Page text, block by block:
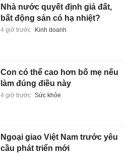
Nhà nước quyết định giá đất,
bất động sản có hạ nhiệt?
4 giờ trước Kinh doanh
Con có thể cao hơn bố mẹ nếu
làm đúng điều này
4 giờ trước Sức khỏe
Ngoại giao Việt Nam trước yêu
cầu phát triển mới